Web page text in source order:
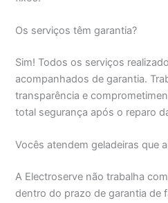
Os serviços têm garantia?
Sim! Todos os serviços
acompanhados de garantia.
transparência e
total segurança após o reparo
Vocês atendem geladeiras que
A Electroserve não trabalha
dentro do prazo de garantia de